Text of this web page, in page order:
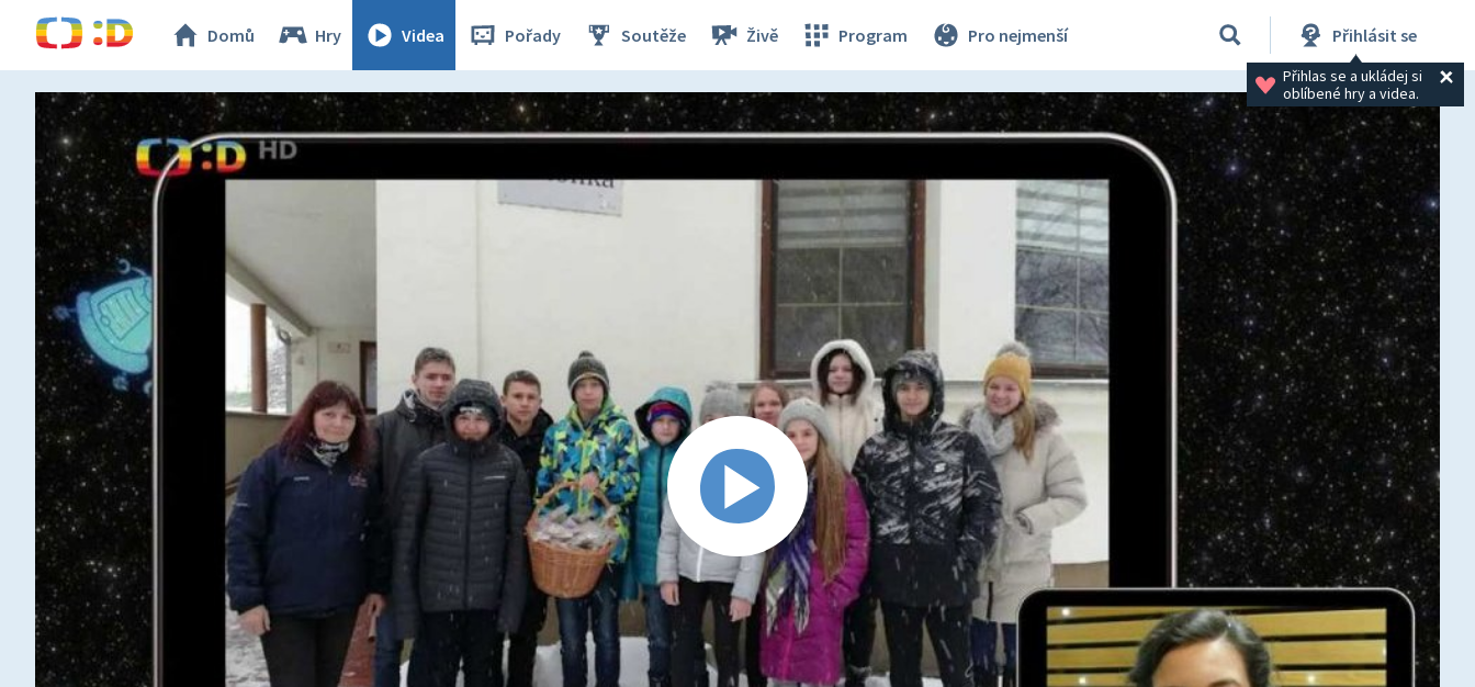
Domů Hry Videa Pořady Soutěže Živě Program Pro nejmenší Přihlásit se
Přihlas se a ukládej si
oblíbené hry a videa.